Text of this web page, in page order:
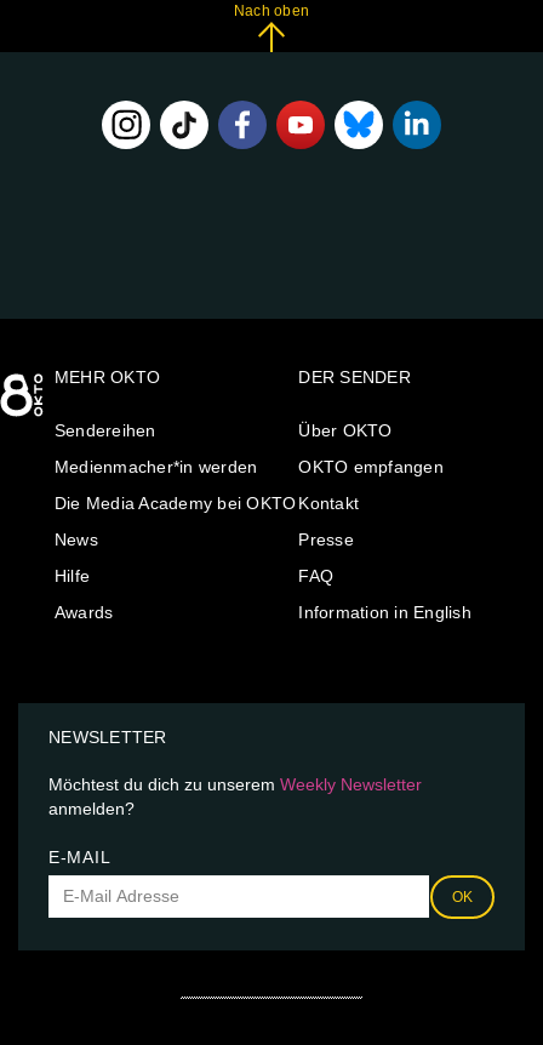
Nach oben
MEHR OKTO
Sendereihen
Medienmacher*in werden
Die Media Academy bei OKTO
News
Hilfe
Awards
DER SENDER
Über OKTO
OKTO empfangen
Kontakt
Presse
FAQ
Information in English
NEWSLETTER
Möchtest du dich zu unserem Weekly Newsletter
anmelden?
E-MAIL
OK